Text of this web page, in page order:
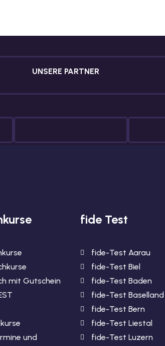
UNSERE PARTNER
mit Gutschein
und
fide Test
fide-Test Aarau
fide-Test Biel
fide-Test Baden
fide-Test Baselland
fide-Test Bern
fide-Test Liestal
fide-Test Luzern